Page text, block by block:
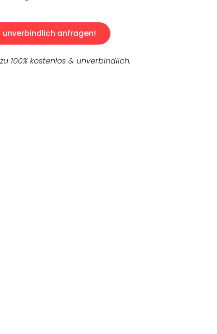
unverbindlich anfragen!
100% kostenlos & unverbindlich.